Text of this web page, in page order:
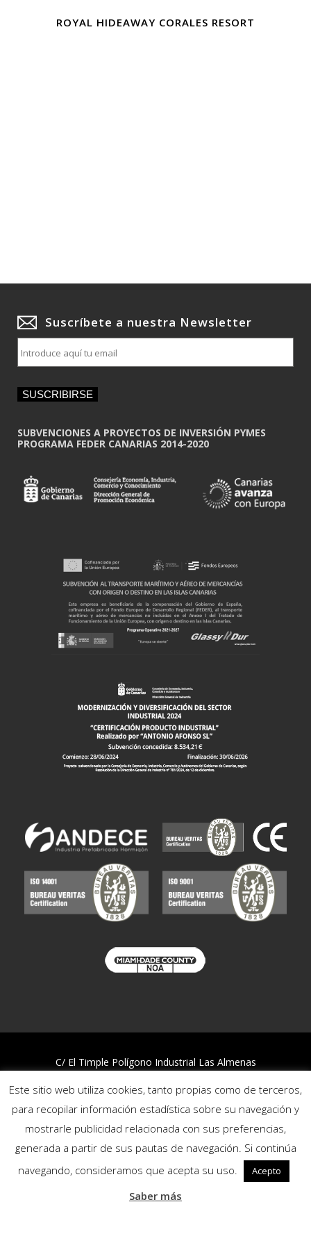
ROYAL HIDEAWAY CORALES RESORT
Suscríbete a nuestra Newsletter
m
a
SUSCRIBIRSE
SUBVENCIONES A PROYECTOS DE INVERSIÓN PYMES
PROGRAMA FEDER CANARIAS 2014-2020
C/ El Timple Polígono Industrial Las Almenas
Telf:922 812 394
Quality and Environmental Policy
Privacy policy
Cookies policy
Este sitio web utiliza cookies, tanto propias como de terceros,
para recopilar información estadística sobre su navegación y
mostrarle publicidad relacionada con sus preferencias,
generada a partir de sus pautas de navegación. Si continúa
navegando, consideramos que acepta su uso.
Acepto
Saber más